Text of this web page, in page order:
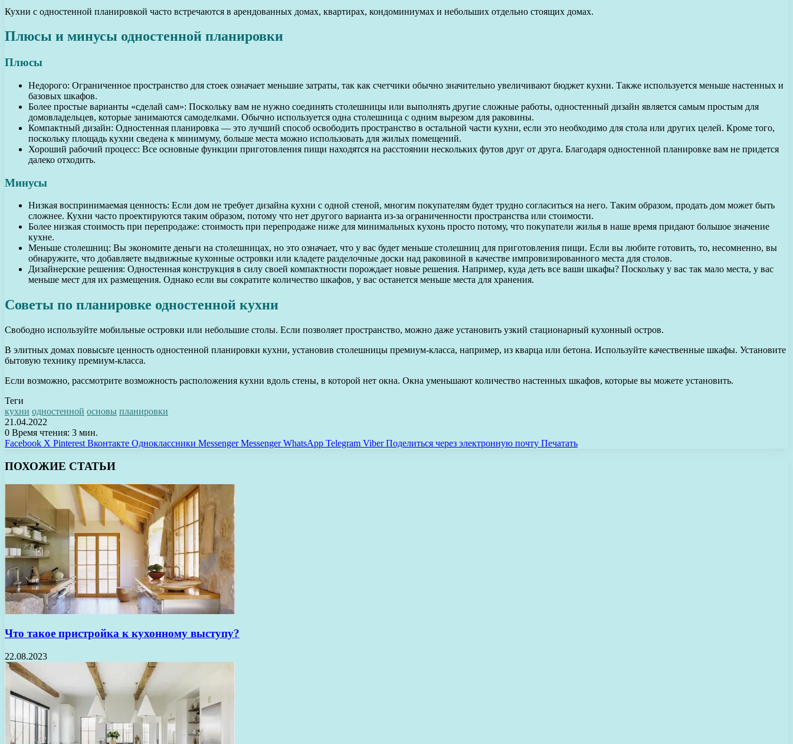
Кухни с одностенной планировкой часто встречаются в арендованных домах, квартирах, кондоминиумах и небольших отдельно стоящих домах.
Плюсы и минусы одностенной планировки
Плюсы
Недорого: Ограниченное пространство для стоек означает меньшие затраты, так как счетчики обычно значительно увеличивают бюджет кухни. Также используется меньше настенных и
базовых шкафов.
Более простые варианты «сделай сам»: Поскольку вам не нужно соединять столешницы или выполнять другие сложные работы, одностенный дизайн является самым простым для
домовладельцев, которые занимаются самоделками. Обычно используется одна столешница с одним вырезом для раковины.
Компактный дизайн: Одностенная планировка — это лучший способ освободить пространство в остальной части кухни, если это необходимо для стола или других целей. Кроме того,
поскольку площадь кухни сведена к минимуму, больше места можно использовать для жилых помещений.
Хороший рабочий процесс: Все основные функции приготовления пищи находятся на расстоянии нескольких футов друг от друга. Благодаря одностенной планировке вам не придется
далеко отходить.
Минусы
Низкая воспринимаемая ценность: Если дом не требует дизайна кухни с одной стеной, многим покупателям будет трудно согласиться на него. Таким образом, продать дом может быть
сложнее. Кухни часто проектируются таким образом, потому что нет другого варианта из-за ограниченности пространства или стоимости.
Более низкая стоимость при перепродаже: стоимость при перепродаже ниже для минимальных кухонь просто потому, что покупатели жилья в наше время придают большое значение
кухне.
Меньше столешниц: Вы экономите деньги на столешницах, но это означает, что у вас будет меньше столешниц для приготовления пищи. Если вы любите готовить, то, несомненно, вы
обнаружите, что добавляете выдвижные кухонные островки или кладете разделочные доски над раковиной в качестве импровизированного места для столов.
Дизайнерские решения: Одностенная конструкция в силу своей компактности порождает новые решения. Например, куда деть все ваши шкафы? Поскольку у вас так мало места, у вас
меньше мест для их размещения. Однако если вы сократите количество шкафов, у вас останется меньше места для хранения.
Советы по планировке одностенной кухни
Свободно используйте мобильные островки или небольшие столы. Если позволяет пространство, можно даже установить узкий стационарный кухонный остров.
В элитных домах повысьте ценность одностенной планировки кухни, установив столешницы премиум-класса, например, из кварца или бетона. Используйте качественные шкафы. Установите
бытовую технику премиум-класса.
Если возможно, рассмотрите возможность расположения кухни вдоль стены, в которой нет окна. Окна уменьшают количество настенных шкафов, которые вы можете установить.
Теги
кухни одностенной основы планировки
21.04.2022
0 Время чтения: 3 мин.
Facebook X Pinterest Вконтакте Одноклассники Messenger Messenger WhatsApp Telegram Viber Поделиться через электронную почту Печатать
ПОХОЖИЕ СТАТЬИ
Что такое пристройка к кухонному выступу?
22.08.2023